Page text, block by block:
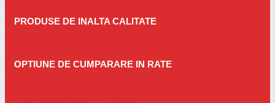
PRODUSE DE INALTA CALITATE
OPTIUNE DE CUMPARARE IN RATE